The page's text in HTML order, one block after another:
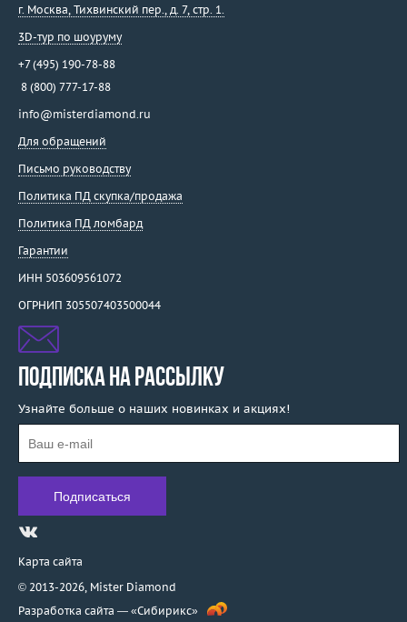
г. Москва, Тихвинский пер., д. 7, стр. 1.
3D-тур по шоуруму
+7 (495) 190-78-88
8 (800) 777-17-88
info@misterdiamond.ru
Для обращений
Письмо руководству
Политика ПД скупка/продажа
Политика ПД ломбард
Гарантии
ИНН 503609561072
ОГРНИП 305507403500044
ПОДПИСКА НА РАССЫЛКУ
Узнайте больше о наших новинках и акциях!
Карта сайта
© 2013-2026, Mister Diamond
Разработка сайта — «Сибирикс»